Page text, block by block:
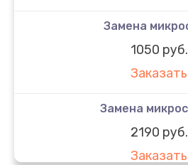
Замена
1050 руб.
Заказать
Замена
2190 руб.
Заказать